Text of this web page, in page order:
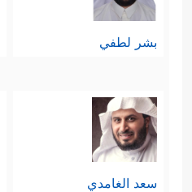
بشر لطفي
سعد الغامدي